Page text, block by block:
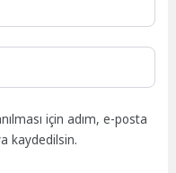
için adım, e-posta
kaydedilsin.